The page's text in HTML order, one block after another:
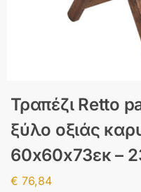
Τραπέζι Retto
ξύλο οξιάς
60x60x73εκ –
€ 76,84